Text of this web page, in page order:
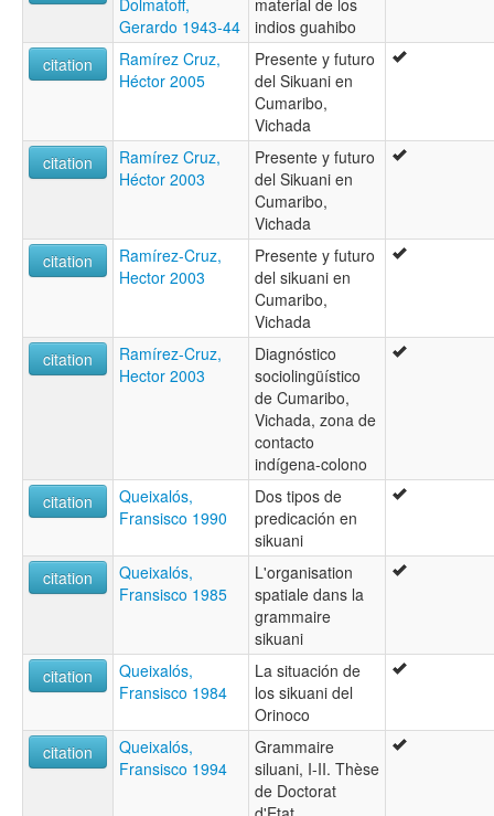
Dolmatoff,
Gerardo 1943-44
material de los
indios guahibo
citation
Ramírez Cruz,
Héctor 2005
Presente y futuro
del Sikuani en
Cumaribo,
Vichada
citation
Ramírez Cruz,
Héctor 2003
Presente y futuro
del Sikuani en
Cumaribo,
Vichada
citation
Ramírez-Cruz,
Hector 2003
Presente y futuro
del sikuani en
Cumaribo,
Vichada
citation
Ramírez-Cruz,
Hector 2003
Diagnóstico
sociolingüístico
de Cumaribo,
Vichada, zona de
contacto
indígena-colono
citation
Queixalós,
Fransisco 1990
Dos tipos de
predicación en
sikuani
citation
Queixalós,
Fransisco 1985
L'organisation
spatiale dans la
grammaire
sikuani
citation
Queixalós,
Fransisco 1984
La situación de
los sikuani del
Orinoco
citation
Queixalós,
Fransisco 1994
Grammaire
siluani, I-II. Thèse
de Doctorat